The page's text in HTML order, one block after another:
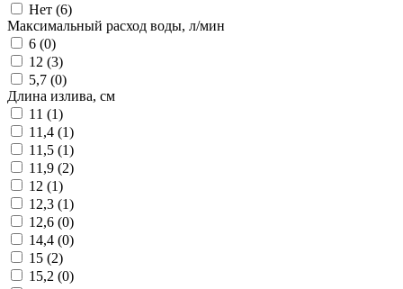
Нет (6)
Максимальный расход воды, л/мин
6 (0)
12 (3)
5,7 (0)
Длина излива, см
11 (1)
11,4 (1)
11,5 (1)
11,9 (2)
12 (1)
12,3 (1)
12,6 (0)
14,4 (0)
15 (2)
15,2 (0)